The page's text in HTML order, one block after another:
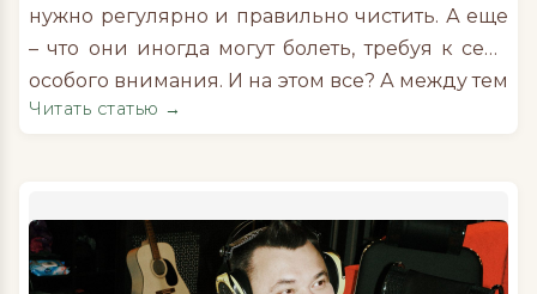
нужно регулярно и правильно чистить. А еще
– что они иногда могут болеть, требуя к себе
особого внимания. И на этом все? А между тем
зубы – явление совершенно уникальное. Мы
неочевидных фактов о зубах, которые точно
вас удивят. Зубы прорезываются в шесть
Читать статью →